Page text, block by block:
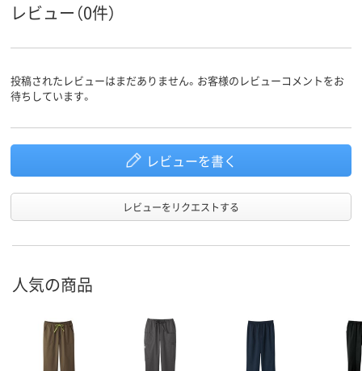
レビュー（0件）
投稿されたレビューはまだありません。お客様のレビューコメントをお
待ちしています。
レビューを書く
レビューをリクエストする
人気の商品